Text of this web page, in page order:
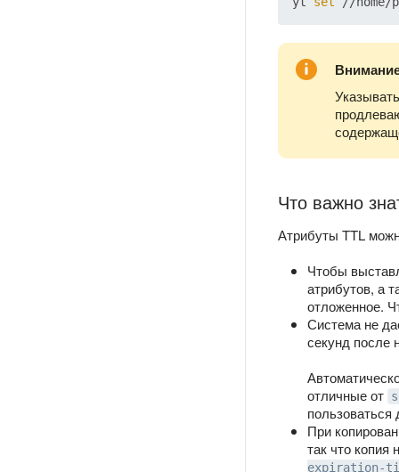
Что важно
Атрибуты TTL
Чтобы
атрибутов, а
отложенное.
Система не
секунд после
отличные от
пользоваться
При
так что копия
expiration-